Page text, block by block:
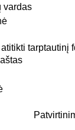
vardas
tarptautinį